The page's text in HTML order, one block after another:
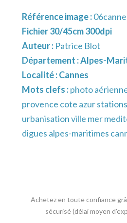
Référence image :
Fichier 30/45cm 300dpi
Auteur : Patrice Blot
Département :Alpes-
Localité :Cannes
Mots clefs :photo
provence cote azur
urbanisation ville mer
digues alpes-maritimes
Achetez en toute confiance
sécurisé (délai moyen